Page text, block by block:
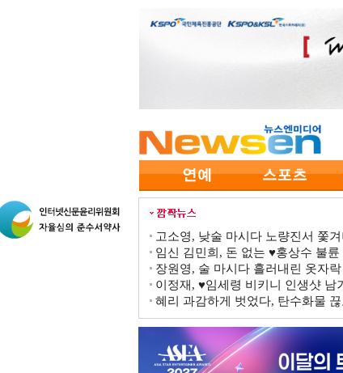
고소영, 낮술 마시다 노량진서 쫓
임신 김민희, 돈 없는 ♥홍상수 불
장원영, 술 마시다 흘러내린 옷자
이정재, ♥임세령 비키니 인생샷
혜리 과감하게 벗었다, 탄수화물